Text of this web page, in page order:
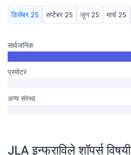
डिसेंबर 25 सप्टेंबर 25 जून 25 मार्च 25
सार्वजनिक
प्रमोटर
अन्य संस्था
JLA इन्फ्राविले शॉपर्स विषयी